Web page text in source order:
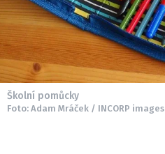
Školní pomůcky
Foto: Adam Mráček / INCORP images